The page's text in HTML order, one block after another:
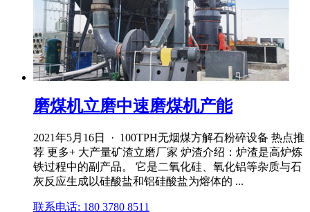
磨煤机立磨中速磨煤机产能
2021年5月16日 · 100TPH无烟煤方解石粉碎设备 热点推
荐 更多+ 大产量矿渣立磨厂家 炉渣介绍：炉渣是高炉炼
铁过程中的副产品。 它是二氧化硅、氧化铝等杂质与石
灰反应生成以硅酸盐和铝硅酸盐为熔体的 ...
联系电话: 180 3780 8511